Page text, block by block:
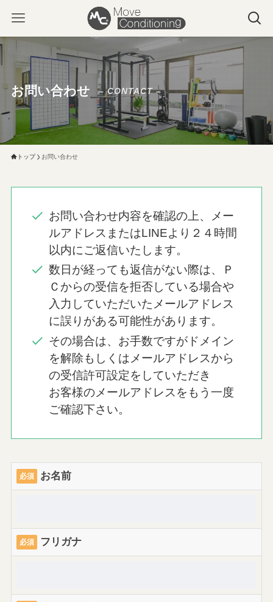
お問い合わせ – CONTACT –
トップ お問い合わせ
お問い合わせ内容を確認の上、メー
ルアドレスまたはLINEより２４時間
以内にご返信いたします。
数⽇が経っても返信がない際は、Ｐ
Ｃからの受信を拒否している場合や
⼊⼒していただいたメールアドレス
に誤りがある可能性があります。
その場合は、お⼿数ですがドメイン
を解除もしくはメールアドレスから
の受信許可設定をしていただき
お客様のメールアドレスをもう⼀度
ご確認下さい。
必須 お名前
必須 フリガナ